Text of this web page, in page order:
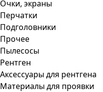
Очки, экраны
Перчатки
Подголовники
Прочее
Пылесосы
Рентген
Аксессуары для рентгена
Материалы для проявки